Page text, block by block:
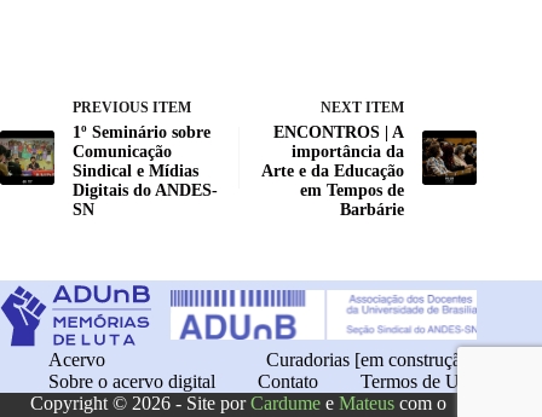
PREVIOUS ITEM
1º Seminário sobre
Comunicação
Sindical e Mídias
Digitais do ANDES-
SN
NEXT ITEM
ENCONTROS | A
importância da
Arte e da Educação
em Tempos de
Barbárie
Acervo
Curadorias [em construção]
Sobre o acervo digital
Contato
Termos de Uso
Copyright © 2026 - Site porCardume eMateus com o